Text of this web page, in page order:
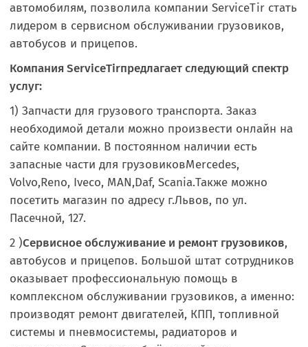
автомобилям, позволила компании ServiceTir стать
лидером в сервисном обслуживании грузовиков,
автобусов и прицепов.
Компания ServiceTirпредлагает следующий спектр
услуг:
1) Запчасти для грузового транспорта. Заказ
необходимой детали можно произвести онлайн на
сайте компании. В постоянном наличии есть
запасные части для грузовиковMercedes,
Volvo,Reno, Iveco, MAN,Daf, Scania.Также можно
посетить магазин по адресу г.Львов, по ул.
Пасечной, 127.
2 )Сервисное обслуживание и ремонт грузовиков,
автобусов и прицепов. Большой штат сотрудников
оказывает профессиональную помощь в
комплексном обслуживании грузовиков, а именно:
производят ремонт двигателей, КПП, топливной
системы и пневмосистемы, радиаторов и